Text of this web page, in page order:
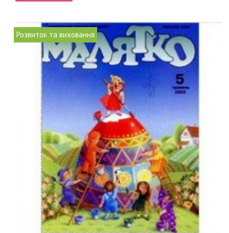
Розвиток та виховання